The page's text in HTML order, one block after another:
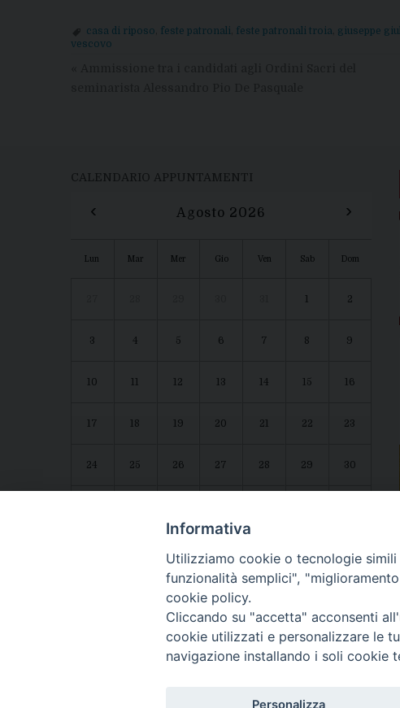
casa di riposo feste patronali feste patronali troia giuseppe
vescovo
CALENDARIO APPUNTAMENTI
‹ Agosto 2026 ›
Lun Mar Mer Gio Ven Sab Dom
1 2
3 4 5 6 7 8 9
10 11 12 13 14 15 16
17 18 19 20 21 22 23
24 25 26 27 28 29 30
Agenda diocesana
: Piazza Duomo, 13 - 71036 Lucera (FG) − tel. 0881/
Informativa
Utilizziamo cookie o tecnologie
funzionalità semplici",
cookie policy.
Cliccando su "accetta" acconsenti
cookie utilizzati e personalizzare le
navigazione installando i soli cookie
Personalizza